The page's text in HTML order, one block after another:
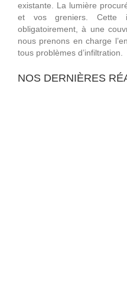
existante. La lumière
et vos greniers. Cette
obligatoirement, à une
nous prenons en charge
tous problèmes d’infiltration.
NOS DERNIÈRES